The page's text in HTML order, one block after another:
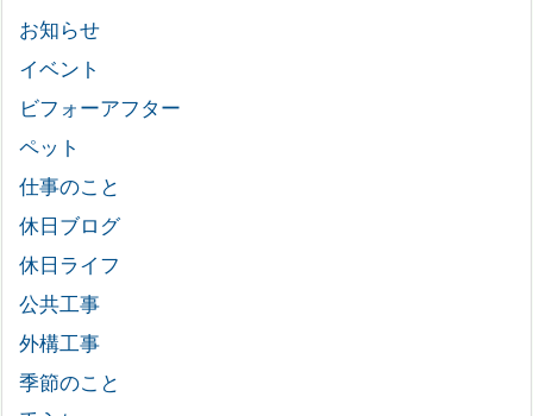
お知らせ
イベント
ビフォーアフター
ペット
仕事のこと
休日ブログ
休日ライフ
公共工事
外構工事
季節のこと